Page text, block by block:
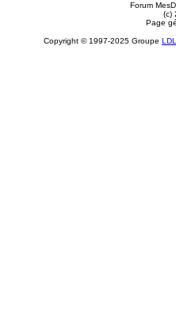
Forum
(c)
Page
Copyright © 1997-2025 Groupe